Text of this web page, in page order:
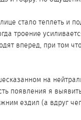
стало теплеть и
троение
вперед, при том
на
появления я
ездил (а вдруг